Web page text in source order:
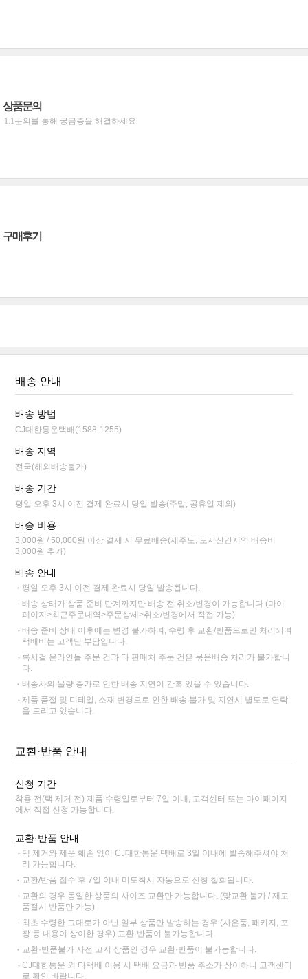
상품문의
1:1문의를 통해 궁금증을 해결하세요.
구매후기
배송 안내
배송 방법
CJ대한통운택배(1588-1255)
배송 지역
전국(해외배송불가)
배송 기간
평일 오후 3시 이전 결제 완료시 당일 발송(주말, 공휴일 제외)
배송 비용
3,000원 / 50,000원 이상 결제 시 무료배송(제주도, 도서산간지역 배송비
3,000원 추가)
배송 안내
평일 오후 3시 이전 결제 완료시 당일 발송됩니다.
배송 상태가 상품 준비 단계까지만 배송 전 취소/변경이 가능합니다.(마이
페이지>최근주문내역>주문상세>취소/변경에서 직접 가능)
배송 준비 상태 이후에는 변경 불가하며, 수령 후 교환/반품으로만 처리되며
택배비는 고객님 부담입니다.
록시걸 온라인몰 주문 건과 타 판매처 주문 건은 묶음배송 처리가 불가합니
다.
배송사의 물량 증가로 인한 배송 지연이 간혹 있을 수 있습니다.
제품 품절 및 디테일, 소재 변경으로 인한 배송 불가 및 지연시 별도로 연락
을 드리고 있습니다.
교환·반품 안내
신청 기간
착용 전(택 제거 전) 제품 수령일로부터 7일 이내, 고객센터 또는 마이페이지
에서 직접 신청 가능합니다.
교환·반품 안내
택 제거와 제품 훼손 없이 CJ대한통운 택배로 3일 이내에 발송해주셔야 처
리 가능합니다.
교환/반품 접수 후 7일 이내 미도착시 자동으로 신청 철회됩니다.
교환의 경우 동일한 상품의 사이즈 교환만 가능합니다. (맞교환 불가 / 재고
품절시 반품만 가능)
최초 수령한 그대로가 아닌 일부 상품만 발송하는 경우 (사은품, 패키지, 포
장 등 내용이 상이한 경우) 교환·반품이 불가능합니다.
교환·반품불가 사전 고지 상품인 경우 교환·반품이 불가능합니다.
CJ대한통운 외 타택배 이용 시 택배 요금과 반품 주소가 상이하니 고객센터
로 확인 바랍니다.